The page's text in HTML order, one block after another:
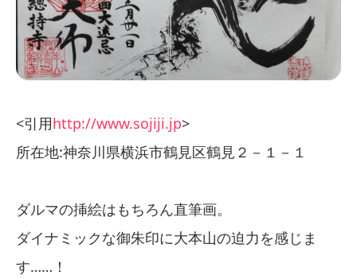
<引用http://www.sojiji.jp>
所在地:神奈川県横浜市鶴見区鶴見２－１－１
ダルマの挿絵はもちろん直筆画。
ダイナミックな御朱印に大本山の迫力を感じま
す……！